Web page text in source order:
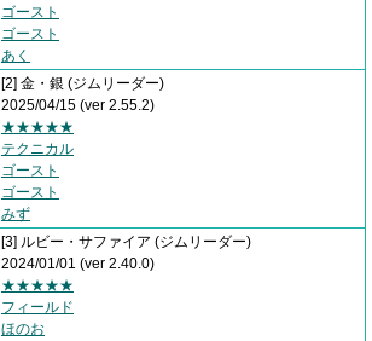
ゴースト
ゴースト
あく
[2] 金・銀 (ジムリーダー)
2025/04/15 (ver 2.55.2)
★★★★★
テクニカル
ゴースト
ゴースト
みず
[3] ルビー・サファイア (ジムリーダー)
2024/01/01 (ver 2.40.0)
★★★★★
フィールド
ほのお